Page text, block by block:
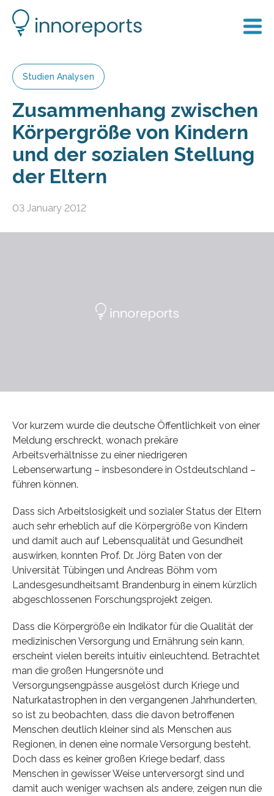
Studien Analysen
Zusammenhang zwischen
Körpergröße von Kindern
und der sozialen Stellung
der Eltern
03 January 2012
Vor kurzem wurde die deutsche Öffentlichkeit von einer
Meldung erschreckt, wonach prekäre
Arbeitsverhältnisse zu einer niedrigeren
Lebenserwartung – insbesondere in Ostdeutschland –
führen können.
Dass sich Arbeitslosigkeit und sozialer Status der Eltern
auch sehr erheblich auf die Körpergröße von Kindern
und damit auch auf Lebensqualität und Gesundheit
auswirken, konnten Prof. Dr. Jörg Baten von der
Universität Tübingen und Andreas Böhm vom
Landesgesundheitsamt Brandenburg in einem kürzlich
abgeschlossenen Forschungsprojekt zeigen.
Dass die Körpergröße ein Indikator für die Qualität der
medizinischen Versorgung und Ernährung sein kann,
erscheint vielen bereits intuitiv einleuchtend. Betrachtet
man die großen Hungersnöte und
Versorgungsengpässe ausgelöst durch Kriege und
Naturkatastrophen in den vergangenen Jahrhunderten,
so ist zu beobachten, dass die davon betroffenen
Menschen deutlich kleiner sind als Menschen aus
Regionen, in denen eine normale Versorgung besteht.
Doch dass es keiner großen Kriege bedarf, dass
Menschen in gewisser Weise unterversorgt sind und
damit auch weniger wachsen als andere, zeigen nun die